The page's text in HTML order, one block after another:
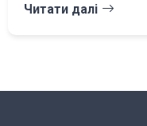
Читати далі